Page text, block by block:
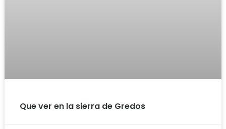
Que ver en la sierra de Gredos